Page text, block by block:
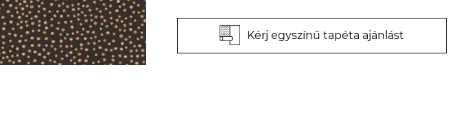
Kérj egyszínű tapéta ajánlást